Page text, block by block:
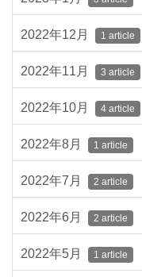
2022年12月 1 article
2022年11月 3 article
2022年10月 4 article
2022年8月 1 article
2022年7月 2 article
2022年6月 2 article
2022年5月 1 article